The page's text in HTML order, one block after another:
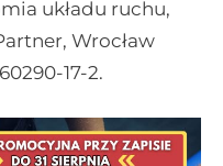
układu ruchu,
Wrocław
17-2.